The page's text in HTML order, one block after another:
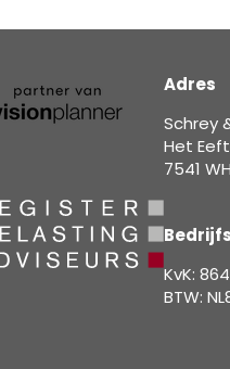
Adres
Schrey
Het
7541
KvK:
BTW: